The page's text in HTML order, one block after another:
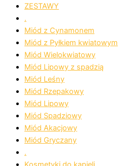
ZESTAWY
.
Miód z Cynamonem
Miód z Pyłkiem kwiatowym
Miód Wielokwiatowy
Miód Lipowy z spadzią
Miód Leśny
Miód Rzepakowy
Miód Lipowy
Miód Spadziowy
Miód Akacjowy
Miód Gryczany
.